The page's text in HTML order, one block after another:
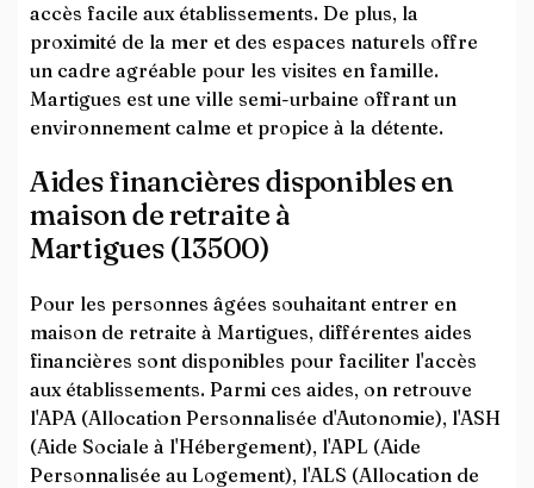
accès facile aux établissements. De plus, la
proximité de la mer et des espaces naturels offre
un cadre agréable pour les visites en famille.
Martigues est une ville semi-urbaine offrant un
environnement calme et propice à la détente.
Aides financières disponibles en
maison de retraite à
Martigues (13500)
Pour les personnes âgées souhaitant entrer en
maison de retraite à Martigues, différentes aides
financières sont disponibles pour faciliter l'accès
aux établissements. Parmi ces aides, on retrouve
l'APA (Allocation Personnalisée d'Autonomie), l'ASH
(Aide Sociale à l'Hébergement), l'APL (Aide
Personnalisée au Logement), l'ALS (Allocation de